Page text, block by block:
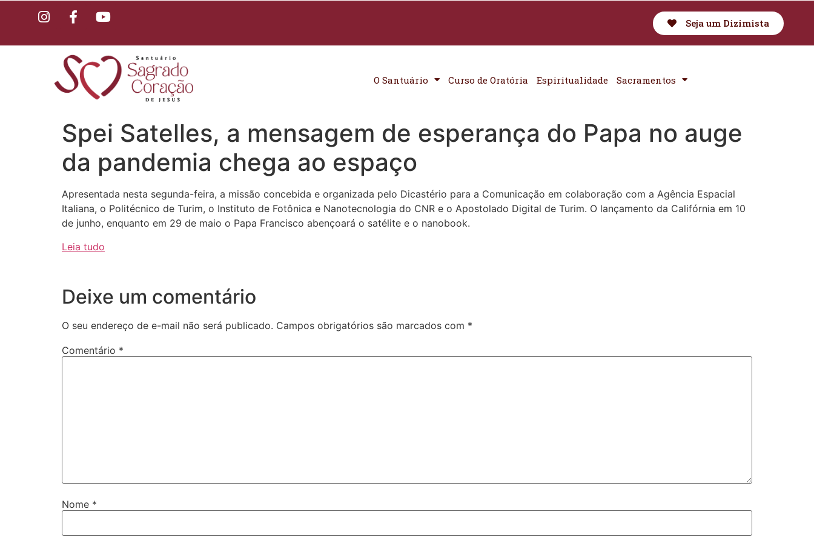
Seja um Dizimista
O Santuário Curso de Oratória Espiritualidade Sacramentos
Spei Satelles, a mensagem de esperança do Papa no auge
da pandemia chega ao espaço
Apresentada nesta segunda-feira, a missão concebida e organizada pelo Dicastério para a Comunicação em colaboração com a Agência Espacial
Italiana, o Politécnico de Turim, o Instituto de Fotônica e Nanotecnologia do CNR e o Apostolado Digital de Turim. O lançamento da Califórnia em 10
de junho, enquanto em 29 de maio o Papa Francisco abençoará o satélite e o nanobook.
Leia tudo
Deixe um comentário
O seu endereço de e-mail não será publicado. Campos obrigatórios são marcados com *
Comentário *
Nome *